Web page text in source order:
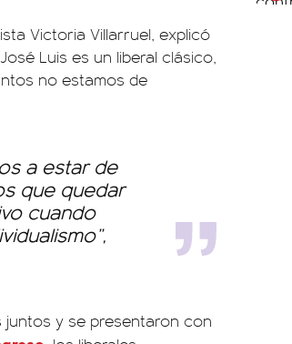
Victoria Villarruel, explicó
Luis es un liberal clásico,
no estamos de
a estar de
que quedar
cuando
juntos y se presentaron con